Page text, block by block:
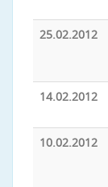
25.02.2012
14.02.2012
10.02.2012